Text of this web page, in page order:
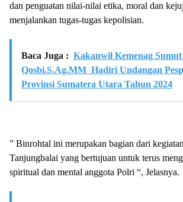
dan penguatan nilai-nilai etika, moral dan
menjalankan tugas-tugas kepolisian.
Baca Juga : Kakanwil Kemenag
Qosbi.S.Ag.MM Hadiri Undangan
Provinsi Sumatera Utara Tahun 2024
” Binrohtal ini merupakan bagian dari
Tanjungbalai yang bertujuan untuk terus
spiritual dan mental anggota Polri “, Jelasnya.